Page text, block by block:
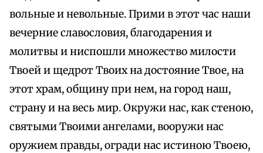
вольные и невольные. Прими в этот час наши
вечерние славословия, благодарения и
молитвы и ниспошли множество милости
Твоей и щедрот Твоих на достояние Твое, на
этот храм, общину при нем, на город наш,
страну и на весь мир. Окружи нас, как стеною,
святыми Твоими ангелами, вооружи нас
оружием правды, огради нас истиною Твоею,